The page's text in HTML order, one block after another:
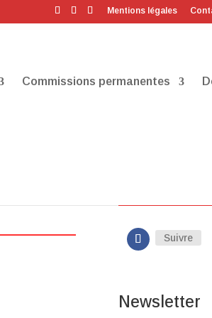
Mentions légales
Commissions permanentes
Suivre
Newsletter